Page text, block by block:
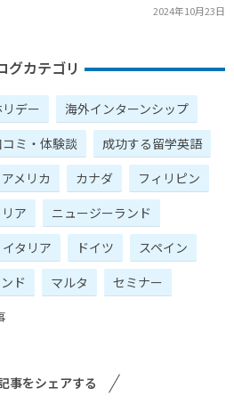
2024年10月23日
グカテゴリ
デー
海外インターンシップ
ミ・体験談
成功する留学英語
アメリカ カナダ
フィリピン
ア
ニュージーランド
イタリア ドイツ
スペイン
ド マルタ
セミナー
事をシェアする